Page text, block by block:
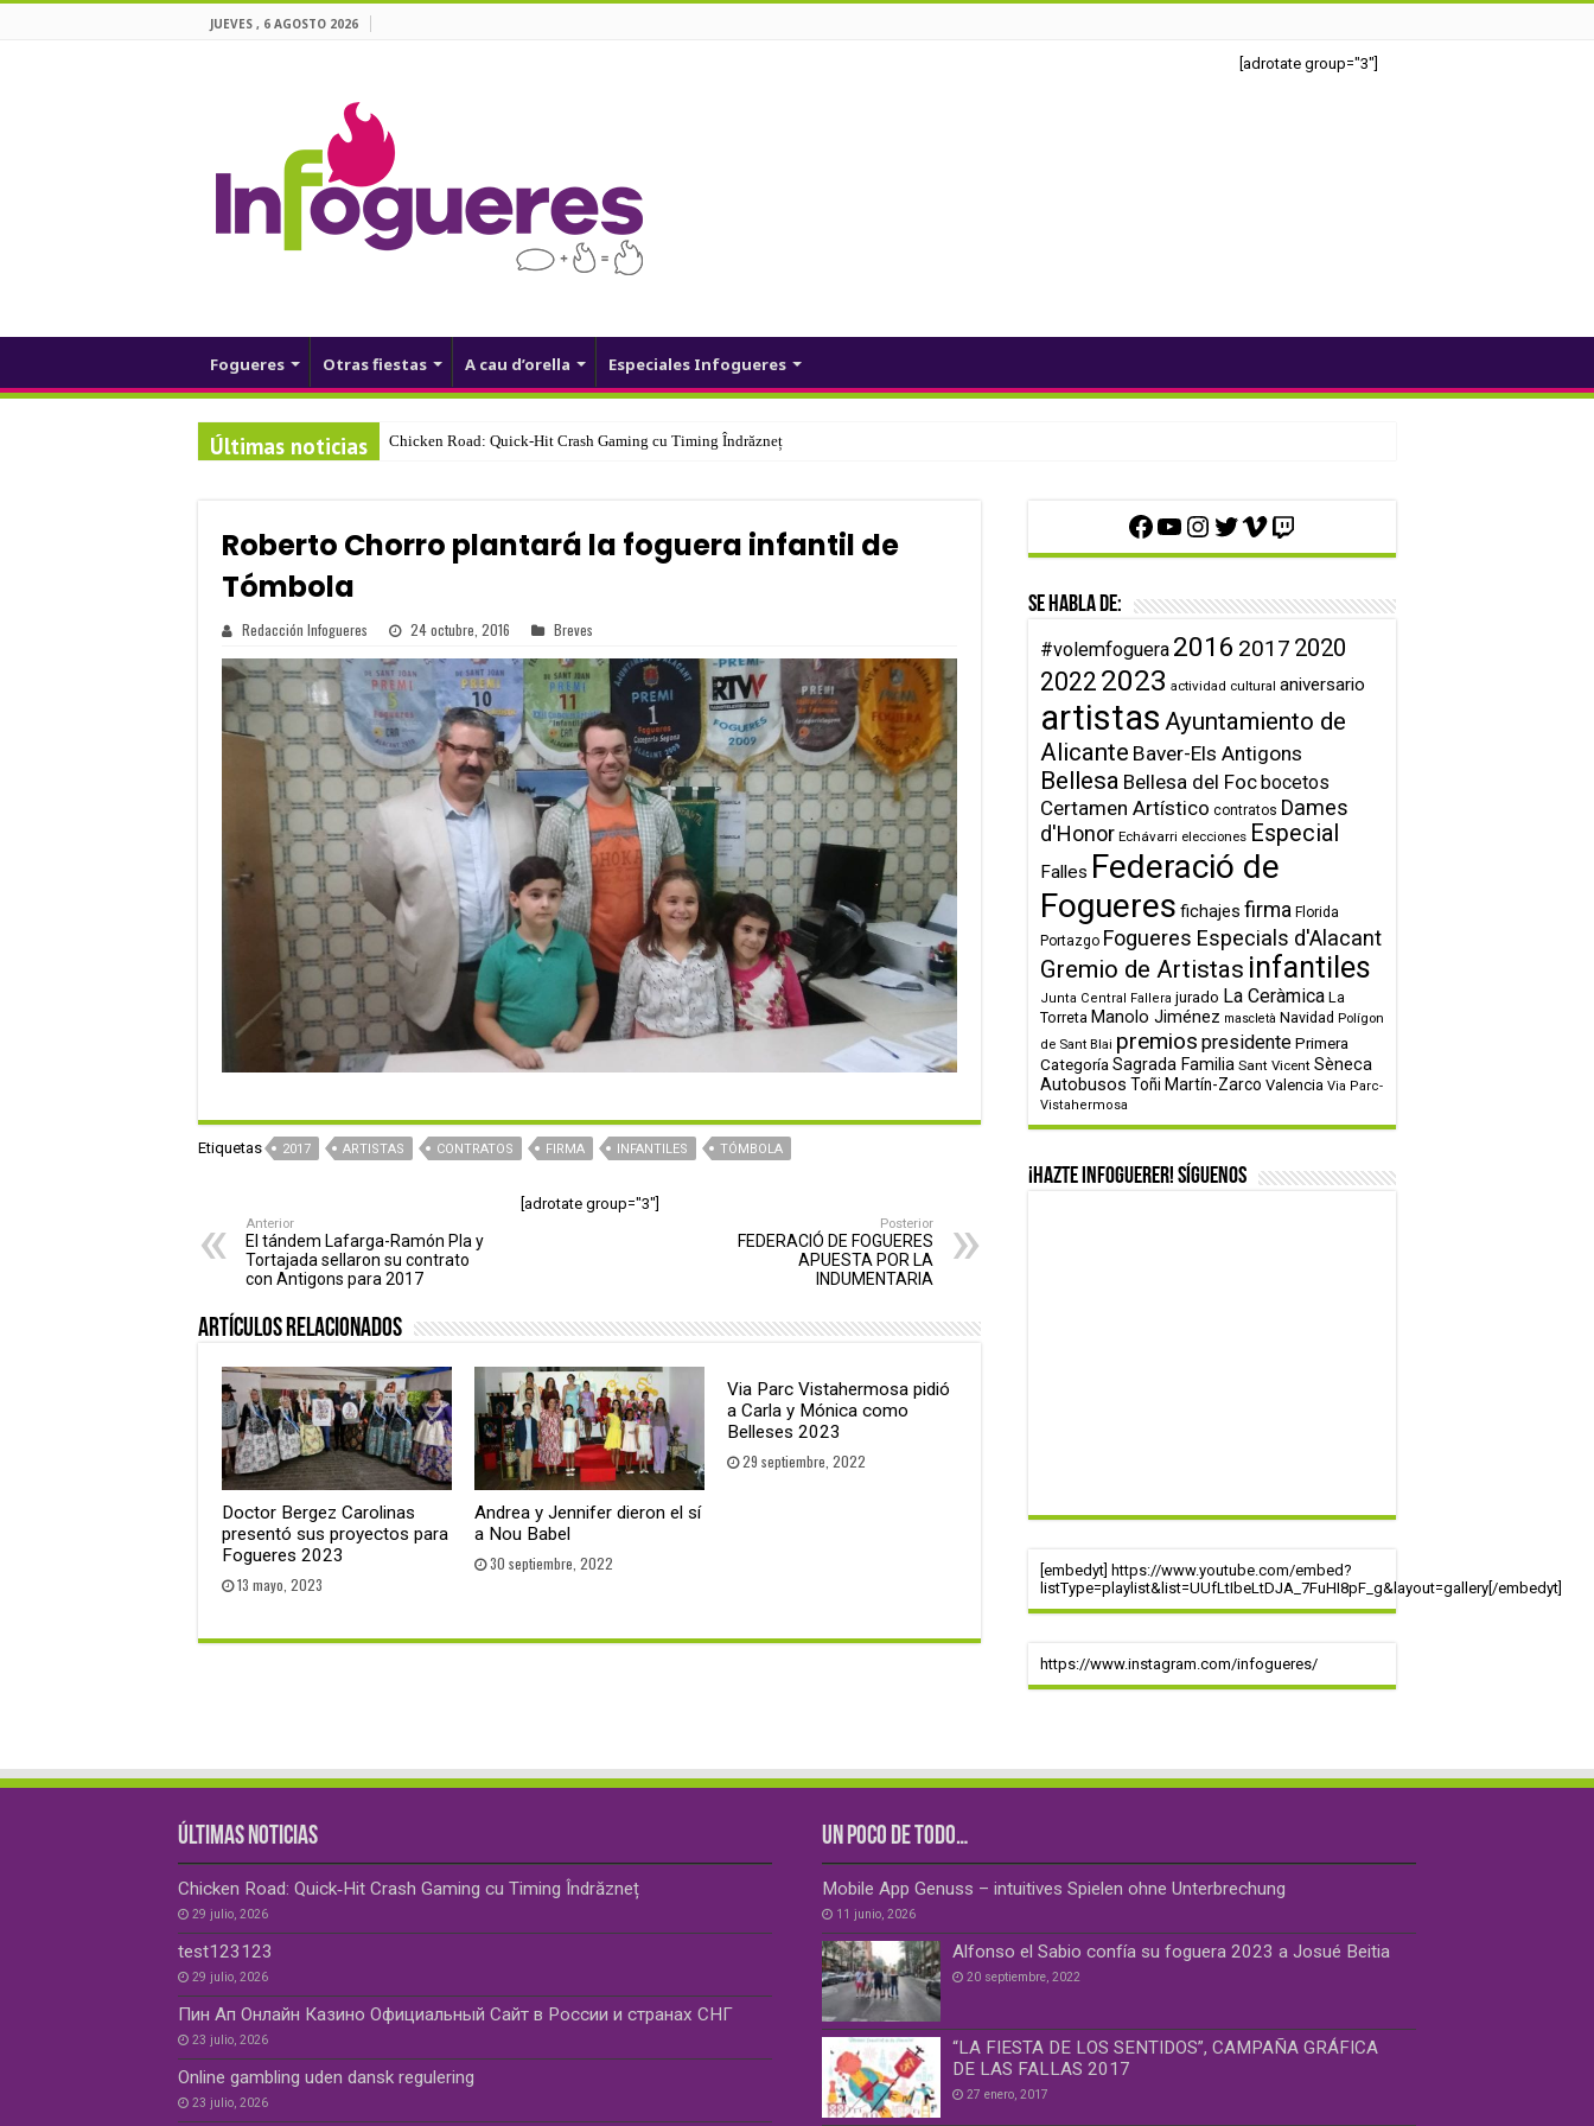
JUEVES , 6 AGOSTO 2026
[adrotate group="3"]
Fogueres Otras fiestas A cau d’orella Especiales Infogueres
Últimas noticias Chicken Road: Quick‑Hit Crash Gaming cu Timing Îndrăzneț
Roberto Chorro plantará la foguera infantil de
Tómbola
Redacción Infogueres 24 octubre, 2016 Breves
Etiquetas 2017 ARTISTAS CONTRATOS FIRMA INFANTILES TÓMBOLA
[adrotate group="3"]
Anterior
El tándem Lafarga-Ramón Pla y
Tortajada sellaron su contrato
con Antigons para 2017
Posterior
FEDERACIÓ DE FOGUERES
APUESTA POR LA
INDUMENTARIA
Artículos relacionados
Doctor Bergez Carolinas
presentó sus proyectos para
Fogueres 2023
13 mayo, 2023
Andrea y Jennifer dieron el sí
a Nou Babel
30 septiembre, 2022
Via Parc Vistahermosa pidió
a Carla y Mónica como
Belleses 2023
29 septiembre, 2022
Facebook
YouTube
Instagram
Twitter
VimeoTwitch
Se habla de:
#volemfoguera 2016 2017 2020
2022 2023 actividad cultural aniversario
artistas Ayuntamiento de
Alicante Baver-Els Antigons
Bellesa Bellesa del Focbocetos
Certamen Artístico contratos Dames
d'Honor Echávarri elecciones Especial
Falles Federació de
Fogueres fichajes firma Florida
Portazgo Fogueres Especials d'Alacant
Gremio de Artistas infantiles
Junta Central Fallera jurado La Ceràmica La
Torreta Manolo Jiménez mascletà Navidad Polígon
de Sant Blai premios presidentePrimera
Categoría Sagrada Familia Sant Vicent Sèneca
Autobusos Toñi Martín-Zarco Valencia Via Parc-
Vistahermosa
¡Hazte infoguerer! Síguenos
[embedyt] https://www.youtube.com/embed?
listType=playlist&list=UUfLtIbeLtDJA_7FuHI8pF_g&layout=gallery[/embedyt]
https://www.instagram.com/infogueres/
ÚLTIMAS NOTICIAS
Chicken Road: Quick‑Hit Crash Gaming cu Timing Îndrăzneț
29 julio, 2026
test123123
29 julio, 2026
Пин Ап Онлайн Казино Официальный Сайт в России и странах СНГ
23 julio, 2026
Online gambling uden dansk regulering
23 julio, 2026
UN POCO DE TODO…
Mobile App Genuss – intuitives Spielen ohne Unterbrechung
11 junio, 2026
Alfonso el Sabio confía su foguera 2023 a Josué Beitia
20 septiembre, 2022
“LA FIESTA DE LOS SENTIDOS”, CAMPAÑA GRÁFICA
DE LAS FALLAS 2017
27 enero, 2017